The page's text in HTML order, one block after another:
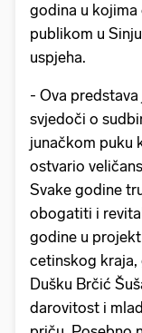
godina u kojima
publikom u
uspjeha.
- Ova
svjedoči o
junačkom puku
ostvario
Svake godine
obogatiti i
godine u
cetinskog kraja,
Dušku Brčić
darovitost i